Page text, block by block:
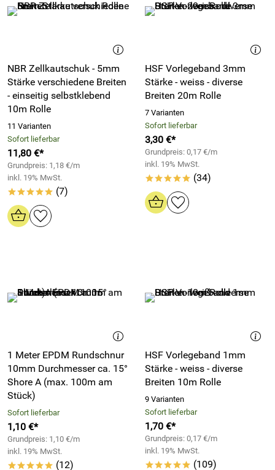
NBR Zellkautschuk - 5mm
Stärke verschiedene Breiten
- einseitig selbstklebend
10m Rolle
11 Varianten
Sofort lieferbar
11,80 €*
Grundpreis: 1,18 €/m
inkl. 19% MwSt.
***** (7)
HSF Vorlegeband 3mm
Stärke - weiss - diverse
Breiten 20m Rolle
7 Varianten
Sofort lieferbar
3,30 €*
Grundpreis: 0,17 €/m
inkl. 19% MwSt.
***** (34)
1 Meter EPDM Rundschnur
10mm Durchmesser ca. 15°
Shore A (max. 100m am
Stück)
Sofort lieferbar
1,10 €*
Grundpreis: 1,10 €/m
inkl. 19% MwSt.
***** (12)
HSF Vorlegeband 1mm
Stärke - weiss - diverse
Breiten 10m Rolle
9 Varianten
Sofort lieferbar
1,70 €*
Grundpreis: 0,17 €/m
inkl. 19% MwSt.
***** (109)